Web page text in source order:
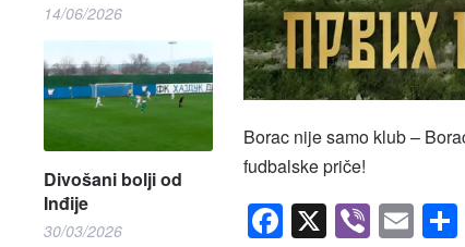
14/06/2026
Divošani bolji od
Inđije
30/03/2026
Borac nije samo klub –
fudbalske priče!
Facebook
X Viber